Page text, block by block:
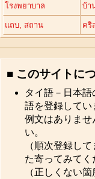
โรงพยาบาล บ้า
แถบ, สถาน คริ
■ このサイトに
タイ語－日本
語を登録してい
例文はありませ
い。
（順次登録し
た寄ってみてく
（正しくない